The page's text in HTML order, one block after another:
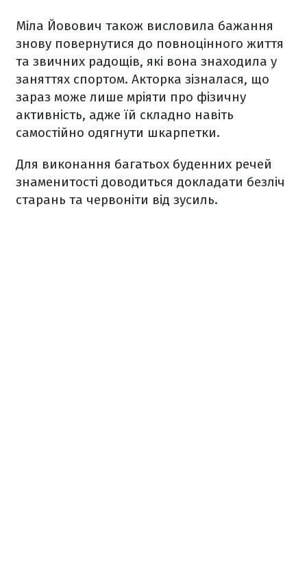
Міла Йовович також висловила бажання
знову повернутися до повноцінного життя
та звичних радощів, які вона знаходила у
заняттях спортом. Акторка зізналася, що
зараз може лише мріяти про фізичну
активність, адже їй складно навіть
самостійно одягнути шкарпетки.
Для виконання багатьох буденних речей
знаменитості доводиться докладати безліч
старань та червоніти від зусиль.